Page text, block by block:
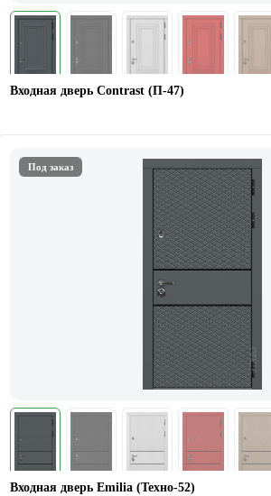
Входная дверь Contrast (П-47)
Под заказ
Входная дверь Emilia (Техно-52)